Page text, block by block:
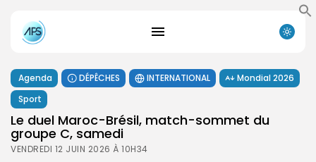
Agenda DÉPÊCHES INTERNATIONAL
Mondial 2026
Sport
Le duel Maroc-Brésil, match-sommet du
groupe C, samedi ‎
VENDREDI 12 JUIN 2026 À 10H34